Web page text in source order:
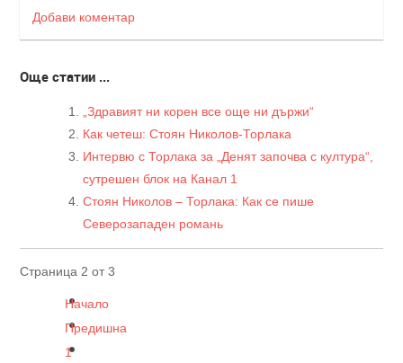
Добави коментар
Още статии ...
„Здравият ни корен все още ни държи“
Как четеш: Стоян Николов-Торлака
Интервю с Торлака за „Денят започва с култура“,
сутрешен блок на Канал 1
Стоян Николов – Торлака: Как се пише
Северозападен романь
Страница 2 от 3
Начало
Предишна
1